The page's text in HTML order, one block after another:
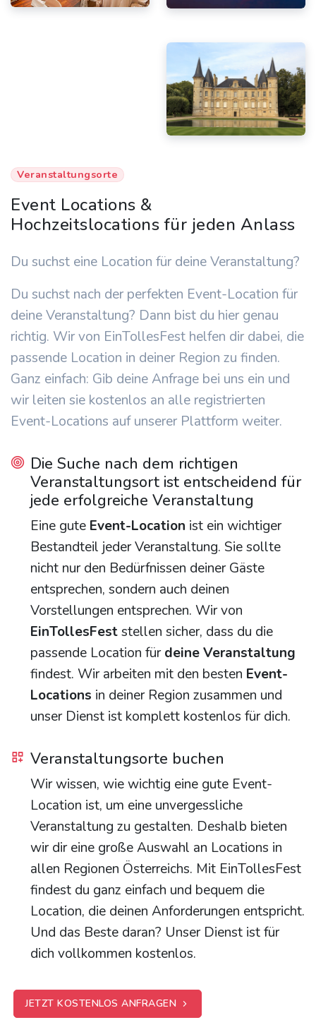
Veranstaltungsorte
Event Locations &
Hochzeitslocations für jeden Anlass
Du suchst eine Location für deine Veranstaltung?
Du suchst nach der perfekten Event-Location für
deine Veranstaltung? Dann bist du hier genau
richtig. Wir von EinTollesFest helfen dir dabei, die
passende Location in deiner Region zu finden.
Ganz einfach: Gib deine Anfrage bei uns ein und
wir leiten sie kostenlos an alle registrierten
Event-Locations auf unserer Plattform weiter.
Die Suche nach dem richtigen
Veranstaltungsort ist entscheidend für
jede erfolgreiche Veranstaltung
Eine gute Event-Location ist ein wichtiger
Bestandteil jeder Veranstaltung. Sie sollte
nicht nur den Bedürfnissen deiner Gäste
entsprechen, sondern auch deinen
Vorstellungen entsprechen. Wir von
EinTollesFeststellen sicher, dass du die
passende Location fürdeine Veranstaltung
findest. Wir arbeiten mit den besten Event-
Locations in deiner Region zusammen und
unser Dienst ist komplett kostenlos für dich.
Veranstaltungsorte buchen
Wir wissen, wie wichtig eine gute Event-
Location ist, um eine unvergessliche
Veranstaltung zu gestalten. Deshalb bieten
wir dir eine große Auswahl an Locations in
allen Regionen Österreichs. Mit EinTollesFest
findest du ganz einfach und bequem die
Location, die deinen Anforderungen entspricht.
Und das Beste daran? Unser Dienst ist für
dich vollkommen kostenlos.
JETZT KOSTENLOS ANFRAGEN